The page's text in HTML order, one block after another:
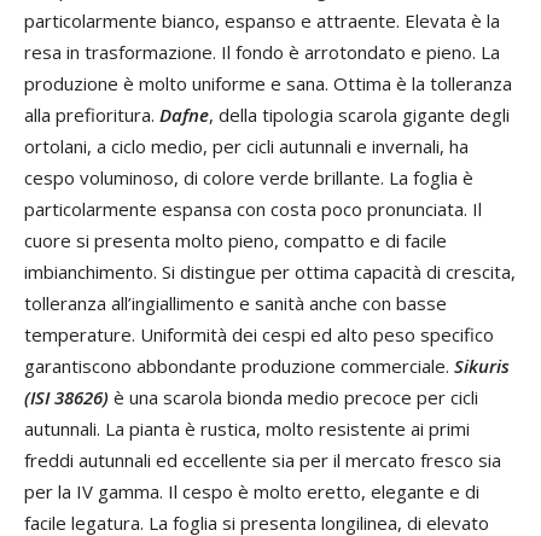
particolarmente bianco, espanso e attraente. Elevata è la
resa in trasformazione. Il fondo è arrotondato e pieno. La
produzione è molto uniforme e sana. Ottima è la tolleranza
alla prefioritura. Dafne, della tipologia scarola gigante degli
ortolani, a ciclo medio, per cicli autunnali e invernali, ha
cespo voluminoso, di colore verde brillante. La foglia è
particolarmente espansa con costa poco pronunciata. Il
cuore si presenta molto pieno, compatto e di facile
imbianchimento. Si distingue per ottima capacità di crescita,
tolleranza all’ingiallimento e sanità anche con basse
temperature. Uniformità dei cespi ed alto peso specifico
garantiscono abbondante produzione commerciale. Sikuris
(ISI 38626) è una scarola bionda medio precoce per cicli
autunnali. La pianta è rustica, molto resistente ai primi
freddi autunnali ed eccellente sia per il mercato fresco sia
per la IV gamma. Il cespo è molto eretto, elegante e di
facile legatura. La foglia si presenta longilinea, di elevato